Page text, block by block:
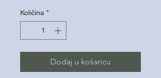
Količina *
Dodaj u košaricu